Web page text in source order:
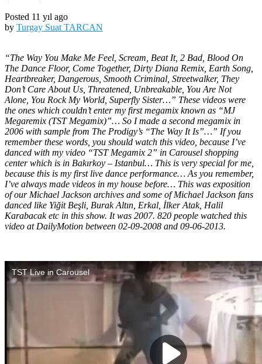
Posted 11 yıl ago
by Turgay Suat TARCAN
“The Way You Make Me Feel, Scream, Beat It, 2 Bad, Blood On
The Dance Floor, Come Together, Dirty Diana Remix, Earth Song,
Heartbreaker, Dangerous, Smooth Criminal, Streetwalker, They
Don’t Care About Us, Threatened, Unbreakable, You Are Not
Alone, You Rock My World, Superfly Sister…” These videos were
the ones which couldn’t enter my first megamix known as “MJ
Megaremix (TST Megamix)”… So I made a second megamix in
2006 with sample from The Prodigy’s “The Way It Is”…” If you
remember these words, you should watch this video, because I’ve
danced with my video “TST Megamix 2” in Carousel shopping
center which is in Bakırkoy – Istanbul… This is very special for me,
because this is my first live dance performance… As you remember,
I’ve always made videos in my house before… This was exposition
of our Michael Jackson archives and some of Michael Jackson fans
danced like Yiğit Beşli, Burak Altın, Erkal, İlker Atak, Halil
Karabacak etc in this show. It was 2007. 820 people watched this
video at DailyMotion between 02-09-2008 and 09-06-2013.